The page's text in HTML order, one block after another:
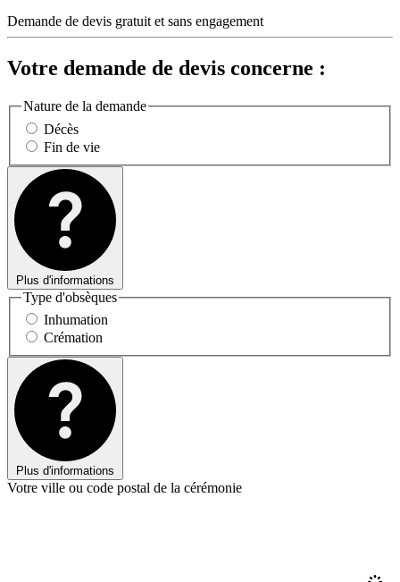
Demande de devis gratuit et sans engagement
Votre demande de devis concerne :
Nature de la demande
Décès
Fin de vie
Plus d'informations
Type d'obsèques
Inhumation
Crémation
Plus d'informations
Votre ville ou code postal de la cérémonie